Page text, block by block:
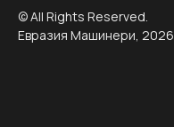
© All Rights Reserved.
Евразия Машинери, 2026